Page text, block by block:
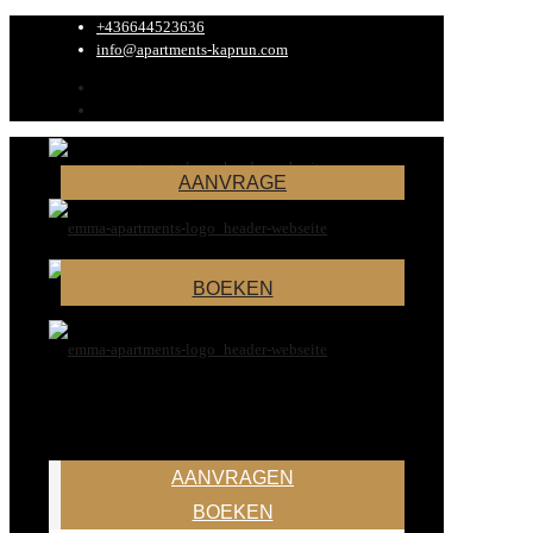
+436644523636
info@apartments-kaprun.com
AANVRAGE
BOEKEN
AANVRAGEN
BOEKEN